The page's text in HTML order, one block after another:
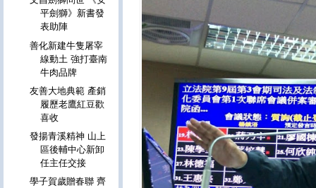
平劍獅》新書發
表助陣
善化新建牛隻屠宰
線動土 強打臺南
牛肉品牌
友善大地典範 產銷
履歷老鷹紅豆歡
喜收
發揚青溪精神 山上
區後輔中心新卸
任主任交接
學子賀歲贈春聯 齊